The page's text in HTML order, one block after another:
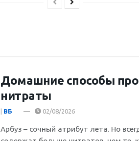
Домашние способы
нитраты
ВБ 02/08/2026
Арбуз – сочный атрибут лета. Но